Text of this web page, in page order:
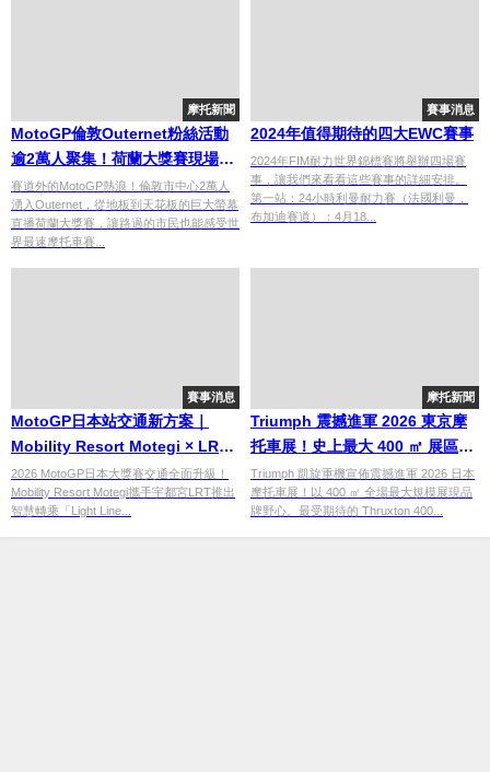
摩托新聞
MotoGP倫敦Outernet粉絲活動
逾2萬人聚集！荷蘭大獎賽現場直
播×巨型數位螢幕沉浸體驗×英國
大獎賽預熱
賽道外的MotoGP熱浪！倫敦市中心2萬人
湧入Outernet，從地板到天花板的巨大螢幕
直播荷蘭大獎賽，讓路過的市民也能感受世
界最速摩托車賽...
賽事消息
2024年值得期待的四大EWC賽事
2024年FIM耐力世界錦標賽將舉辦四場賽
事，讓我們來看看這些賽事的詳細安排。
第一站：24小時利曼耐力賽（法國利曼，
布加迪賽道）：4月18...
賽事消息
MotoGP日本站交通新方案｜
Mobility Resort Motegi × LRT
智慧接駁登場 GP Express接駁
巴士同步運行
2026 MotoGP日本大獎賽交通全面升級！
Mobility Resort Motegi攜手宇都宮LRT推出
智慧轉乘「Light Line...
摩托新聞
Triumph 震撼進軍 2026 東京摩
托車展！史上最大 400 ㎡ 展區，
Thruxton 400 / Tracker 400 日
本首度亮相！
Triumph 凱旋重機宣佈震撼進軍 2026 日本
摩托車展！以 400 ㎡ 全場最大規模展現品
牌野心。最受期待的 Thruxton 400...